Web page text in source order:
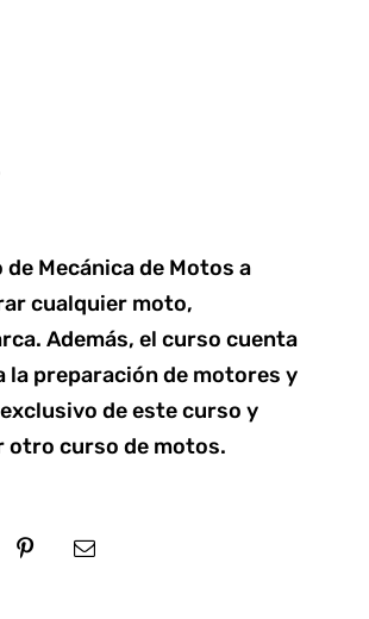
Mecánica de Motos a
cualquier moto,
Además, el curso cuenta
la preparación de motores y
de este curso y
otro curso de motos.